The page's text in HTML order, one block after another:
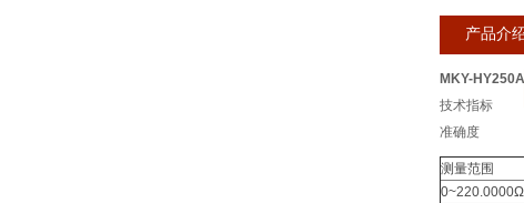
产品介
MKY-
技术指标
准确度
测量范围
0~220.0000Ω